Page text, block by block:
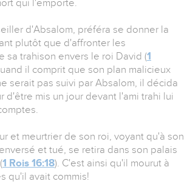
qui l'emporte.
d'Absalom, préféra se donner la
plutôt que d'affronter les
sa trahison envers le roi David (1
il comprit que son plan malicieux
serait pas suivi par Absalom, il décida
d'être mis un jour devant l'ami trahi lui
et meurtrier de son roi, voyant qu'à son
et tué, se retira dans son palais
1 Rois 16:18). C'est ainsi qu'il mourut à
qu'il avait commis!